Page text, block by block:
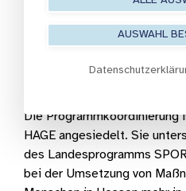
(v.l.n.r. Dr. Katharina Böhm,
Die
HAGE angesiedelt. Sie
des Landesprogramms
bei der Umsetzung von
AUSWAHL